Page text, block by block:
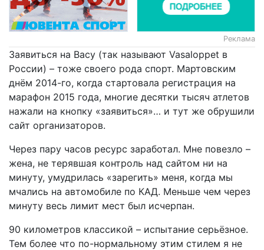
Реклама
Заявиться на Васу (так называют Vasaloppet в
России) – тоже своего рода спорт. Мартовским
днём 2014-го, когда стартовала регистрация на
марафон 2015 года, многие десятки тысяч атлетов
нажали на кнопку «заявиться»… и тут же обрушили
сайт организаторов.
Через пару часов ресурс заработал. Мне повезло –
жена, не терявшая контроль над сайтом ни на
минуту, умудрилась «зарегить» меня, когда мы
мчались на автомобиле по КАД. Меньше чем через
минуту весь лимит мест был исчерпан.
90 километров классикой – испытание серьёзное.
Тем более что по-нормальному этим стилем я не